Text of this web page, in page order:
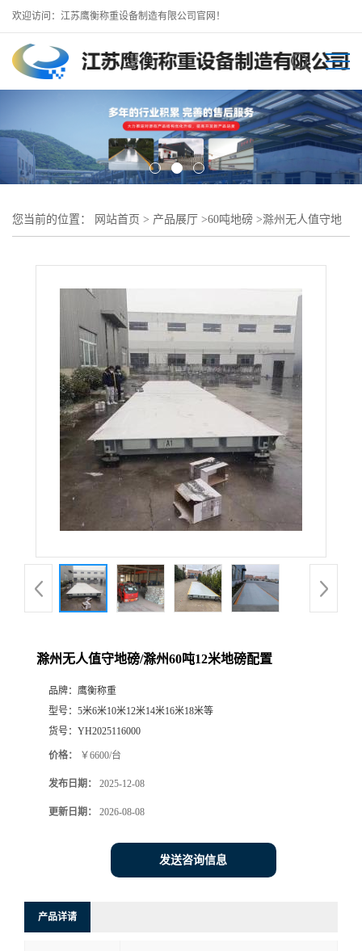
欢迎访问：江苏鹰衡称重设备制造有限公司官网！
您当前的位置： 网站首页 > 产品展厅 >60吨地磅 >滁州无人值守地
滁州无人值守地磅/滁州60吨12米地磅配置
品牌： 鹰衡称重
型号： 5米6米10米12米14米16米18米等
货号： YH2025116000
价格： ￥6600/台
发布日期： 2025-12-08
更新日期： 2026-08-08
发送咨询信息
产品详请